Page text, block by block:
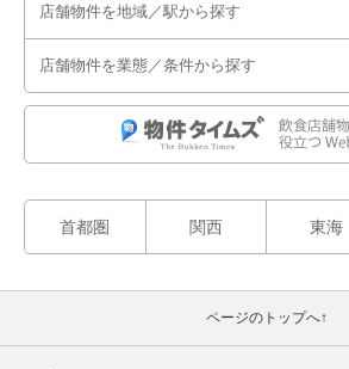
店舗物件を地域／駅から探す
店舗物件を業態／条件から探す
首都圏 関西 東海
ページのトップへ↑